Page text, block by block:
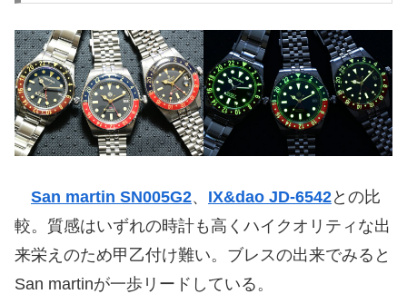
San martin SN005G2、 IX&dao JD-6542との比
較。質感はいずれの時計も高くハイクオリティな出
来栄えのため甲乙付け難い。ブレスの出来でみると
San martinが一歩リードしている。